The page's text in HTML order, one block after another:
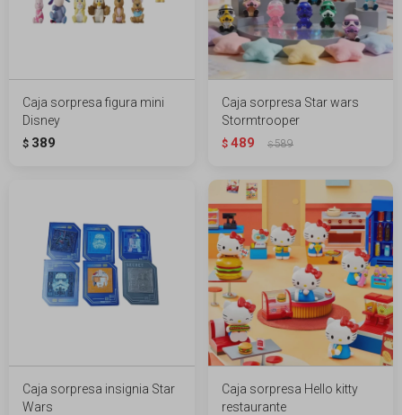
Caja sorpresa figura mini
Disney
$ 389
Caja sorpresa Star wars
Stormtrooper
$ 489 $589
Caja sorpresa insignia Star
Wars
Caja sorpresa Hello kitty
restaurante